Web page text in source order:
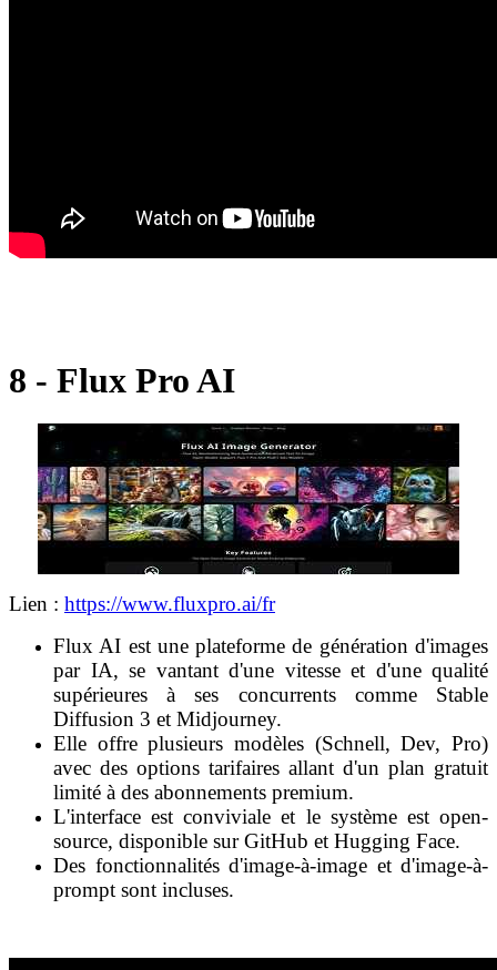
8 - Flux Pro AI
Lien : https://www.fluxpro.ai/fr
Flux AI est une plateforme de génération d'images
par IA, se vantant d'une vitesse et d'une qualité
supérieures à ses concurrents comme Stable
Diffusion 3 et Midjourney.
Elle offre plusieurs modèles (Schnell, Dev, Pro)
avec des options tarifaires allant d'un plan gratuit
limité à des abonnements premium.
L'interface est conviviale et le système est open-
source, disponible sur GitHub et Hugging Face.
Des fonctionnalités d'image-à-image et d'image-à-
prompt sont incluses.